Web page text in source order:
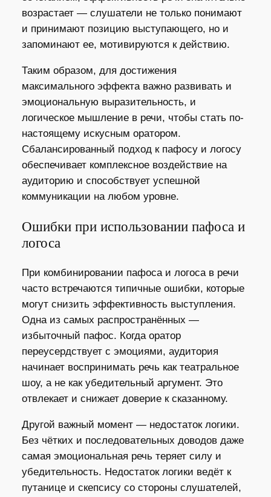
возрастает — слушатели не только понимают
и принимают позицию выступающего, но и
запоминают ее, мотивируются к действию.
Таким образом, для достижения
максимального эффекта важно развивать и
эмоциональную выразительность, и
логическое мышление в речи, чтобы стать по-
настоящему искусным оратором.
Сбалансированный подход к пафосу и логосу
обеспечивает комплексное воздействие на
аудиторию и способствует успешной
коммуникации на любом уровне.
Ошибки при использовании пафоса и
логоса
При комбинировании пафоса и логоса в речи
часто встречаются типичные ошибки, которые
могут снизить эффективность выступления.
Одна из самых распространённых —
избыточный пафос. Когда оратор
переусердствует с эмоциями, аудитория
начинает воспринимать речь как театральное
шоу, а не как убедительный аргумент. Это
отвлекает и снижает доверие к сказанному.
Другой важный момент — недостаток логики.
Без чётких и последовательных доводов даже
самая эмоциональная речь теряет силу и
убедительность. Недостаток логики ведёт к
путанице и скепсису со стороны слушателей,